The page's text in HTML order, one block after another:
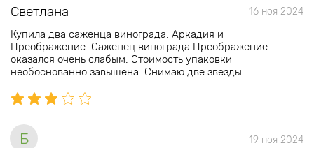
Светлана 16 ноя 2024
Купила два саженца винограда: Аркадия и
Преображение. Саженец винограда Преображение
оказался очень слабым. Стоимость упаковки
необоснованно завышена. Снимаю две звезды.
Б 19 ноя 2024